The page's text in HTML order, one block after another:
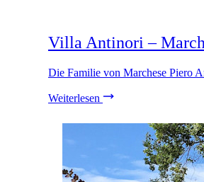
Villa Antinori –
Die Familie von Marchese Piero
Weiterlesen